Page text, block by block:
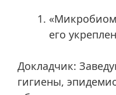
его
Докладчик:
гигиены,